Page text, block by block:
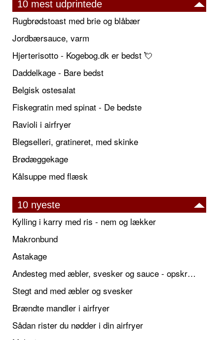
10 mest udprintede
Rugbrødstoast med brie og blåbær
Jordbærsauce, varm
Hjerterisotto - Kogebog.dk er bedst 💘
Daddelkage - Bare bedst
Belgisk ostesalat
Fiskegratin med spinat - De bedste
Ravioli i airfryer
Blegselleri, gratineret, med skinke
Brødæggekage
Kålsuppe med flæsk
10 nyeste
Kylling i karry med ris - nem og lækker
Makronbund
Astakage
Andesteg med æbler, svesker og sauce - opskrift også til jul
Stegt and med æbler og svesker
Brændte mandler i airfryer
Sådan rister du nødder i din airfryer